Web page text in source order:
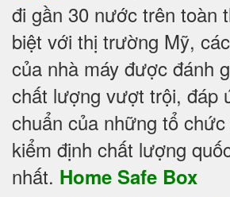
đi gần 30 nước trên toàn
biệt với thị trường Mỹ,
của nhà máy được đánh
chất lượng vượt trội, đáp
chuẩn của những tổ
kiểm định chất lượng
nhất. Home Safe Box